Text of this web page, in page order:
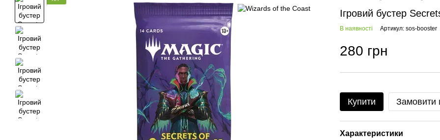
Ігровий бустер
В наявності Артикул: sos-booster
280 грн
Купити Замовити
Характеристики